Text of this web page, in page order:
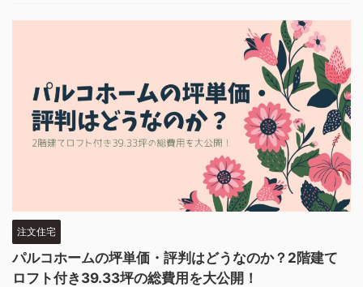
注文住宅
パルコホームの坪単価・評判はどうなのか？2階建て
ロフト付き39.33坪の総費用を大公開！